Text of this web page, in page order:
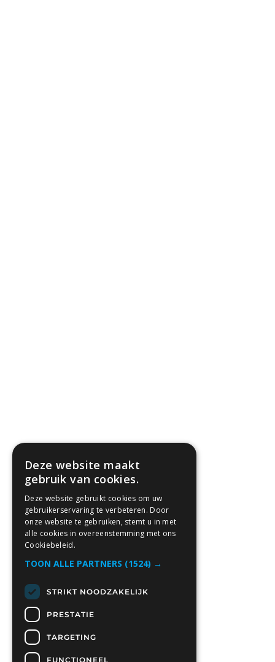
Deze website maakt
gebruik van cookies.
Deze website gebruikt cookies om uw
gebruikerservaring te verbeteren. Door
onze website te gebruiken, stemt u in met
alle cookies in overeenstemming met ons
Cookiebeleid.
TOON ALLE PARTNERS (1524) →
STRIKT NOODZAKELIJK
PRESTATIE
TARGETING
FUNCTIONEEL